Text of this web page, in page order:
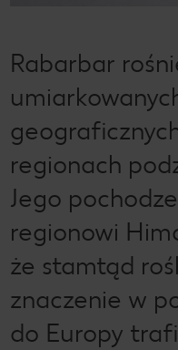
Rabarbar
regionach
Jego
regionowi
że stamtąd
znaczenie w
do Europy